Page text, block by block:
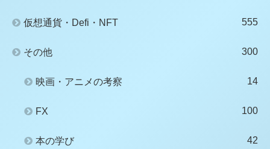
仮想通貨・Defi・NFT 555
その他 300
映画・アニメの考察 14
FX 100
本の学び 42